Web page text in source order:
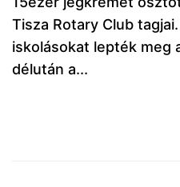
Tisza Rotary Club
iskolásokat lepték meg
délután a...